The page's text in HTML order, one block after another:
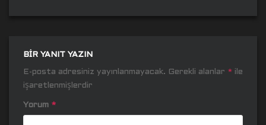
BIR YANIT YAZIN
E-posta adresiniz yayınlanmayacak. Gerekli alanlar * ile
işaretlenmişlerdir
Yorum *